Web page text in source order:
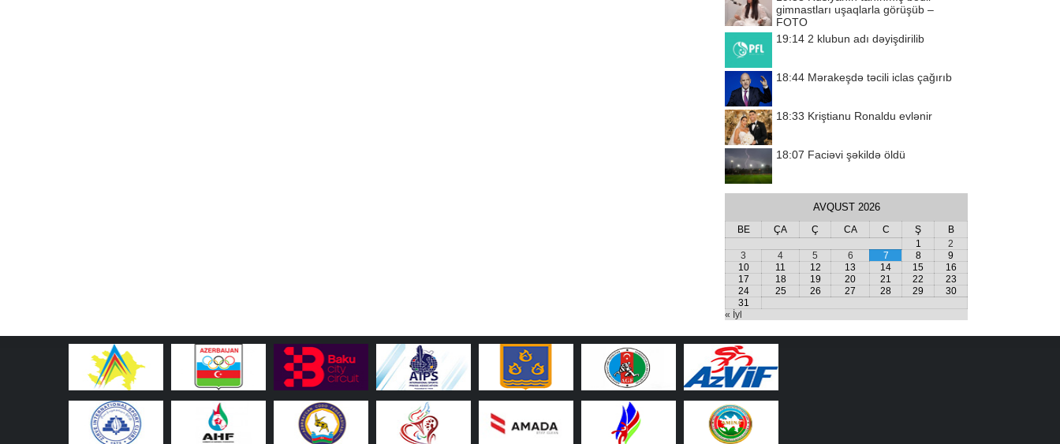
gimnastları uşaqlarla görüşüb –
FOTO
19:14 2 klubun adı dəyişdirilib
18:44 Mərakeşdə təcili iclas çağırıb
18:33 Kriştianu Ronaldu evlənir
18:07 Faciəvi şəkildə öldü
AVQUST 2026
BE ÇA Ç CA C Ş
B
1
2
3
4 5 6 7 8
9
10
11 12 13 14 15
16
17
18 19 20 21 22
23
24
25 26 27 28 29
30
31
« İyl